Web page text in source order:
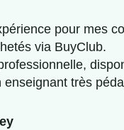
pour mes
via BuyClub.
enseignant très